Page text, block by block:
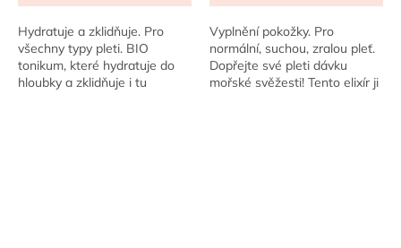
5,0
z
5
hvězdiček.
Hydratuje a zklidňuje. Pro
všechny typy pleti. BIO
tonikum, které hydratuje do
hloubky a zklidňuje i tu
5,0
z
5
hvězdiček.
Vyplnění pokožky. Pro
normální, suchou, zralou pleť.
Dopřejte své pleti dávku
mořské svěžesti! Tento elixír ji